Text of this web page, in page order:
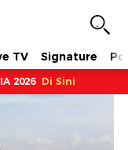
TV Signature
2026 Di Sini